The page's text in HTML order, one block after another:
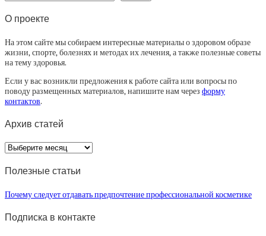
О проекте
На этом сайте мы собираем интересные материалы о здоровом образе
жизни, спорте, болезнях и методах их лечения, а также полезные советы
на тему здоровья.
Если у вас возникли предложения к работе сайта или вопросы по
поводу размещенных материалов, напишите нам через форму
контактов.
Архив статей
Архив
статей
Полезные статьи
Почему следует отдавать предпочтение профессиональной косметике
Подписка в контакте